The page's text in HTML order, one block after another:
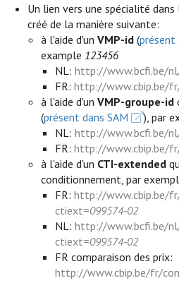
Un lien vers une spécialité
créé de la manière suivante:
à l'aide d'unVMP-id (présent
example 123456
NL: http://www.bcfi.be/
FR: http://www.cbip.be/
à l'aide d'unVMP-groupe-id
(présent dans SAM ), par
NL: http://www.bcfi.be/
FR: http://www.cbip.be/
à l'aide d'un CTI-extended
conditionnement, par
FR: http://www.cbip.be/
ctiext=099574-02
NL: http://www.bcfi.be/
ctiext=099574-02
FR comparaison des prix:
http://www.cbip.be/fr/